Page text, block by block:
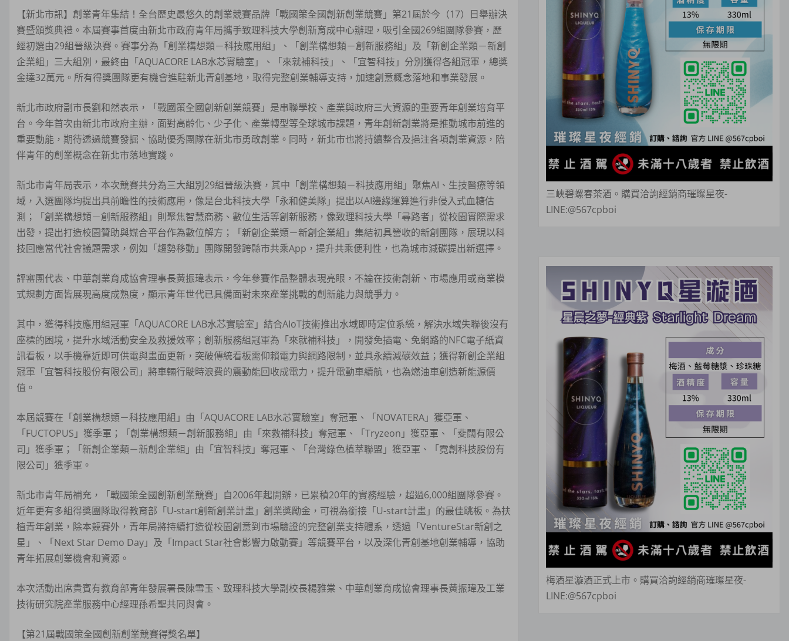
【新北市訊】創業青年集結！全台歷史最悠久的創業競賽品牌「戰國策全國創新創業競賽」第21屆於今（17）日舉辦決
賽暨頒獎典禮。本屆賽事首度由新北市政府青年局攜手致理科技大學創新育成中心辦理，吸引全國269組團隊參賽，歷
經初選由29組晉級決賽。賽事分為「創業構想類－科技應用組」、「創業構想類－創新服務組」及「新創企業類－新創
企業組」三大組別，最終由「AQUACORE LAB水芯實驗室」、「來就補科技」、「宜智科技」分別獲得各組冠軍，總獎
金達32萬元。所有得獎團隊更有機會進駐新北青創基地，取得完整創業輔導支持，加速創意概念落地和事業發展。
新北市政府副市長劉和然表示，「戰國策全國創新創業競賽」是串聯學校、產業與政府三大資源的重要青年創業培育平
台。今年首次由新北市政府主辦，面對高齡化、少子化、產業轉型等全球城市課題，青年創新創業將是推動城市前進的
重要動能，期待透過競賽發掘、協助優秀團隊在新北市勇敢創業。同時，新北市也將持續整合及挹注各項創業資源，陪
伴青年的創業概念在新北市落地實踐。
新北市青年局表示，本次競賽共分為三大組別29組晉級決賽，其中「創業構想類－科技應用組」聚焦AI、生技醫療等領
域，入選團隊均提出具前瞻性的技術應用，像是台北科技大學「永和健美隊」提出以AI邊緣運算進行非侵入式血糖估
測；「創業構想類－創新服務組」則聚焦智慧商務、數位生活等創新服務，像致理科技大學「尋路者」從校園實際需求
出發，提出打造校園贊助與媒合平台作為數位解方；「新創企業類－新創企業組」集結初具營收的新創團隊，展現以科
技回應當代社會議題需求，例如「趨勢移動」團隊開發跨縣市共乘App，提升共乘便利性，也為城市減碳提出新選擇。
評審團代表、中華創業育成協會理事長黃振瑋表示，今年參賽作品整體表現亮眼，不論在技術創新、市場應用或商業模
式規劃方面皆展現高度成熟度，顯示青年世代已具備面對未來產業挑戰的創新能力與競爭力。
其中，獲得科技應用組冠軍「AQUACORE LAB水芯實驗室」結合AIoT技術推出水域即時定位系統，解決水域失聯後沒有
座標的困境，提升水域活動安全及救援效率；創新服務組冠軍為「來就補科技」，開發免插電、免網路的NFC電子紙資
訊看板，以手機靠近即可供電與畫面更新，突破傳統看板需仰賴電力與網路限制，並具永續減碳效益；獲得新創企業組
冠軍「宜智科技股份有限公司」將車輛行駛時浪費的震動能回收成電力，提升電動車續航，也為燃油車創造新能源價
值。
本屆競賽在「創業構想類－科技應用組」由「AQUACORE LAB水芯實驗室」奪冠軍、「NOVATERA」獲亞軍、
「FUCTOPUS」獲季軍；「創業構想類－創新服務組」由「來救補科技」奪冠軍、「Tryzeon」獲亞軍、「斐闊有限公
司」獲季軍；「新創企業類－新創企業組」由「宜智科技」奪冠軍、「台灣綠色植萃聯盟」獲亞軍、「霓創科技股份有
限公司」獲季軍。
新北市青年局補充，「戰國策全國創新創業競賽」自2006年起開辦，已累積20年的實務經驗，超過6,000組團隊參賽。
近年更有多組得獎團隊取得教育部「U-start創新創業計畫」創業獎勵金，可視為銜接「U-start計畫」的最佳跳板。為扶
植青年創業，除本競賽外，青年局將持續打造從校園創意到市場驗證的完整創業支持體系，透過「VentureStar新創之
星」、「Next Star Demo Day」及「Impact Star社會影響力啟動賽」等競賽平台，以及深化青創基地創業輔導，協助
青年拓展創業機會和資源。
本次活動出席貴賓有教育部青年發展署長陳雪玉、致理科技大學副校長楊雅棠、中華創業育成協會理事長黃振瑋及工業
技術研究院產業服務中心經理孫希聖共同與會。
【第21屆戰國策全國創新創業競賽得獎名單】
三峽碧螺春茶酒。購買洽詢經銷商璀璨星夜-
LINE:@567cpboi
梅酒星漩酒正式上市。購買洽詢經銷商璀璨星夜-
LINE:@567cpboi